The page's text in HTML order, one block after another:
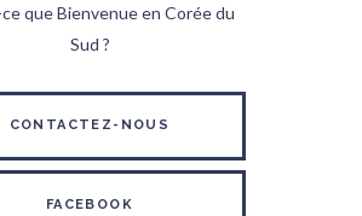
que Bienvenue en Corée du
Sud ?
CONTACTEZ-NOUS
FACEBOOK